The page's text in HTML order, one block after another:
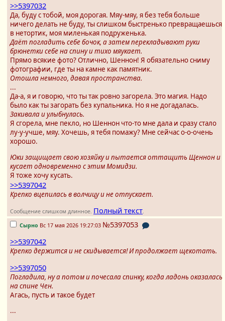
>>5397032
Да, буду с тобой, моя дорогая. Мяу-мяу, я без тебя больше
ничего делать не буду, ты слишком быстренько превращаешься
в нетортик, моя миленькая подруженька.
Даёт погладить себе бочок, а затем перекладывают руки
брюнетки себе на спину и тихо мяукает.
Прямо всякие фото? Отлично, Шеннон! Я обязательно сниму
фотографии, где ты на камне как памятник.
Отошла немного, давая пространства.
...
Да-а, я и говорю, что ты так ровно загорела. Это магия. Надо
было как ты загорать без купальника. Но я не догадалась.
Закивала и улыбнулась.
Я сгорела, мне пекло, но Шеннон что-то мне дала и сразу стало
лу-у-учше, мяу. Хочешь, я тебя помажу? Мне сейчас о-о-очень
хорошо.
Юки защищает свою хозяйку и пытается оттащить Щеннон и
кусает одновременно с этим Момидзи.
Я тоже хочу кусать.
>>5397042
Крепко вцепилась в волчицу и не отпускает.
Сообщение слишком длинное. Полный текст.
Сырно Вс 17 мая 2026 19:27:03 №5397053
>>5397042
Крепко держится и не скидывается! И продолжает щекотать.
>>5397050
Погладила, ну а потом и почесала спинку, когда ладонь оказалась
на спине Чен.
Агась, пусть и такое будет
...